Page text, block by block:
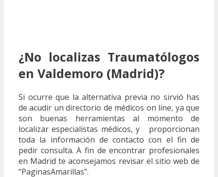
¿No localizas Traumatólogos
en Valdemoro (Madrid)?
Si ocurre que la alternativa previa no sirvió has
de acudir un directorio de médicos on line, ya que
son buenas herramientas al momento de
localizar especialistas médicos, y proporcionan
toda la información de contacto con el fin de
pedir consulta. A fin de encontrar profesionales
en Madrid te aconsejamos revisar el sitio web de
“PaginasAmarillas”.